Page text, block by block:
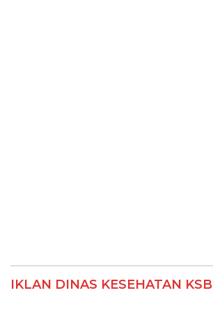
IKLAN DINAS KESEHATAN KSB